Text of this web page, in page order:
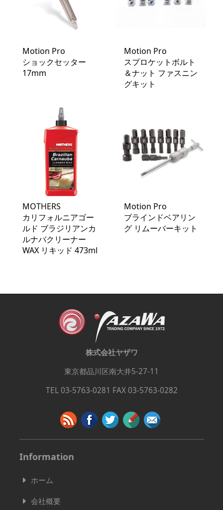
Motion Pro
ショックセッター
17mm
Motion Pro
スプロケットボルト
＆ナット ファスニン
グキット
MOTHERS
カリフォルニアゴー
ルド ブラジリアンカ
ルナバクリーナー
WAX リキッド 473ml
Motion Pro
ブラインドベアリン
グ リムーバーキット
株式会社ヤザワ
東京都品川区南大井5-27-11
TEL 03-5763-0281 FAX 03-5763-0282
Information
ホーム
会社概要